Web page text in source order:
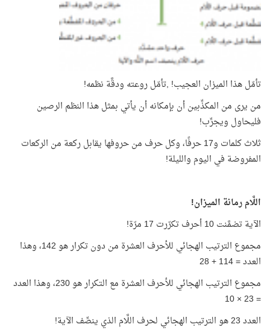
تأمّل هذا الميزان العجيب! ,تأمّل روعته ودقَّة نظمه!
من يرى من المكذِّبين أن بإمكانه أن يأتي بمثل هذا النظم الرصين
فليحاول ويجرِّب!
ثلاث كلمات و17 حرفًا، وكل حرف من حروفها يقابل ركعة من الركعات
المفروضة في اليوم والليلة!
اللَّام رمانة الميزان!
الآية تضمَّنت 10 أحرف تكرّرت 17 مرّة!
مجموع الترتيب الهجائي للأحرف العشرة من دون تكرار هو 142، وهذا
العدد = 114 + 28
مجموع الترتيب الهجائي للأحرف العشرة مع التكرار هو 230، وهذا العدد
= 23 × 10
العدد 23 هو الترتيب الهجائي لحرف اللَّام الذي ينصِّف الآية!